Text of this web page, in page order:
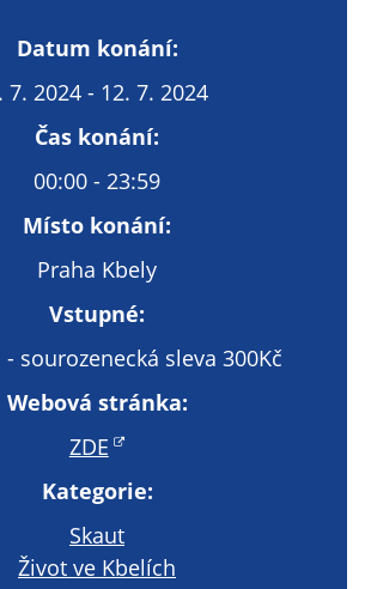
Datum konání:
7. 2024 - 12. 7. 2024
Čas konání:
00:00 - 23:59
Místo konání:
Praha Kbely
Vstupné:
sourozenecká sleva 300Kč
Webová stránka:
ZDE
Kategorie:
Skaut
Život ve Kbelích
Technické
Technické
cookies jsou
správné
fungování
webu a všech
funkcí, které
nabízí.
Nepožadujeme
technických
našem webu. Z